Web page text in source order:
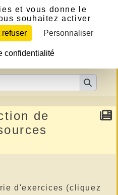
de
d'exercices (cliquez
et vous donne le
souhaitez activer
refuser Personnaliser
confidentialité